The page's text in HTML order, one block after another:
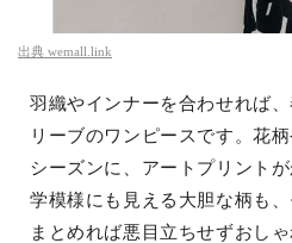
出典 wemall.link
羽織やインナーを合わせれば
リーブのワンピースです。花
シーズンに、アートプリント
学模様にも見える大胆な柄も
まとめれば悪目立ちせずおしゃ